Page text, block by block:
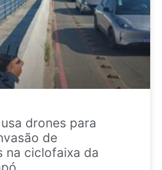
drones para
de
na ciclofaixa da